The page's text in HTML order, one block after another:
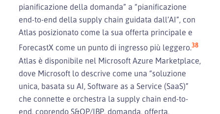
pianificazione della domanda” a “pianificazione
end-to-end della supply chain guidata dall’AI”, con
Atlas posizionato come la sua offerta principale e
ForecastX come un punto di ingresso più leggero.38
Atlas è disponibile nel Microsoft Azure Marketplace,
dove Microsoft lo descrive come una “soluzione
unica, basata su AI, Software as a Service (SaaS)”
che connette e orchestra la supply chain end-to-
end, coprendo S&OP/IBP, domanda, offerta,